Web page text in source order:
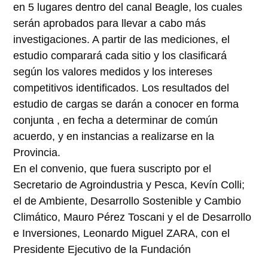
en 5 lugares dentro del canal Beagle, los cuales
serán aprobados para llevar a cabo más
investigaciones. A partir de las mediciones, el
estudio comparará cada sitio y los clasificará
según los valores medidos y los intereses
competitivos identificados. Los resultados del
estudio de cargas se darán a conocer en forma
conjunta , en fecha a determinar de común
acuerdo, y en instancias a realizarse en la
Provincia.
En el convenio, que fuera suscripto por el
Secretario de Agroindustria y Pesca, Kevín Colli;
el de Ambiente, Desarrollo Sostenible y Cambio
Climático, Mauro Pérez Toscani y el de Desarrollo
e Inversiones, Leonardo Miguel ZARA, con el
Presidente Ejecutivo de la Fundación